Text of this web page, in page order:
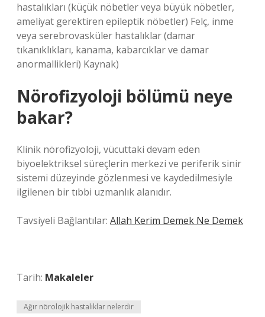
hastalıkları (küçük nöbetler veya büyük nöbetler,
ameliyat gerektiren epileptik nöbetler) Felç, inme
veya serebrovasküler hastalıklar (damar
tıkanıklıkları, kanama, kabarcıklar ve damar
anormallikleri) Kaynak)
Nörofizyoloji bölümü neye
bakar?
Klinik nörofizyoloji, vücuttaki devam eden
biyoelektriksel süreçlerin merkezi ve periferik sinir
sistemi düzeyinde gözlenmesi ve kaydedilmesiyle
ilgilenen bir tıbbi uzmanlık alanıdır.
Tavsiyeli Bağlantılar: Allah Kerim Demek Ne Demek
Tarih: Makaleler
Ağır nörolojik hastalıklar nelerdir